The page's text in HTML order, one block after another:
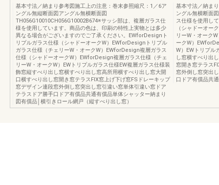
基本寸法／納まり参考図施工上の注意：巻末参照縮尺：1／6ア
ングル無縦断面図アングル無横断面図
TH056G10010CH056G10002B674※サッシ部は、複層ガラス仕
様を使用しています。商品の色は、印刷の特性上実物とは多少
異なる場合がございますのでご了承ください。EWforDesignト
リプルガラス仕様（シャドーオークW）EWforDesignトリプル
ガラス仕様（チェリーW・オークW）EWforDesign複層ガラス
仕様（シャドーオークW）EWforDesign複層ガラス仕様（チェ
リーW・オークW）EWトリプルガラス仕様EW複層ガラス仕様装
飾窓縦すべり出し窓横すべり出し窓高所用横すべり出し窓大開
口横すべり出し窓開き窓テラスFIX窓上げ下げ窓FSドレーキップ
窓デザイン連段窓外倒し窓突出し窓引違い窓単体引違い窓ドア
テラスドア勝手口ドア有償品共通有償品単体シャッター納まり
図有償品│横引きロール網戸（縦すべり出し窓）
基本寸法／納ま
ングル無横断面
ス仕様を使用し
（シャドーオー
リーW・オーク
ークW）
W）EWトリプル
し窓横すべり出
窓開き窓テラス
窓外倒し窓突出
口ドア有償品共